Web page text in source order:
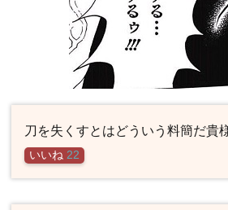
刀を失くすとはどういう料簡だ貴
いいね 22